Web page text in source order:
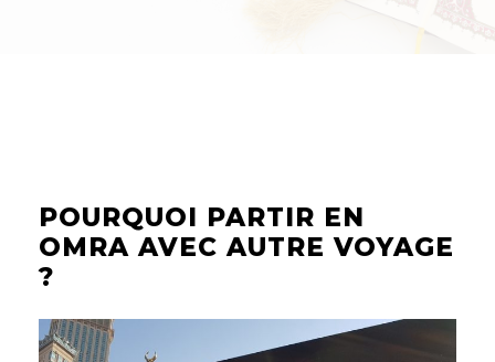
POURQUOI PARTIR EN
OMRA AVEC AUTRE VOYAGE
?